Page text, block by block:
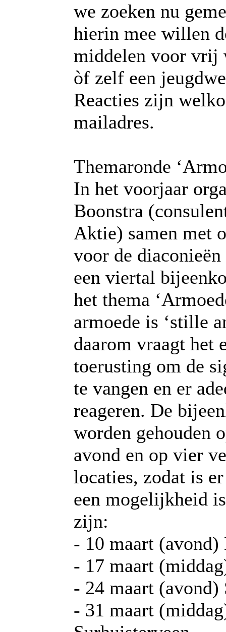
we zoeken nu
hierin mee willen
middelen voor vrij
òf zelf een
Reacties zijn
mailadres.
Themaronde
In het voorjaar
Boonstra
Aktie) samen met
voor de
een viertal
het thema
armoede is ‘stille
daarom vraagt het
toerusting om de
te vangen en er
reageren. De
worden gehouden
avond en op vier
locaties, zodat is
een mogelijkheid
zijn:
- 10 maart (avond)
- 17 maart
- 24 maart (avond)
- 31 maart